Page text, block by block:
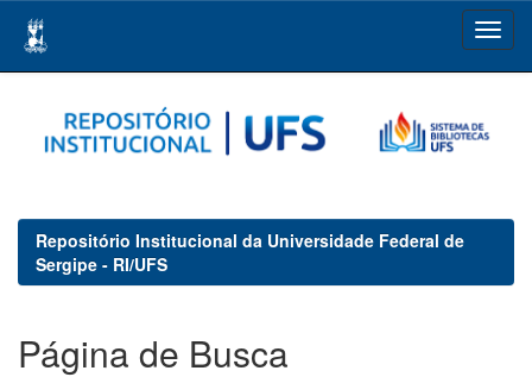
navigation
Repositório Institucional da Universidade Federal de
Sergipe - RI/UFS
Página de Busca